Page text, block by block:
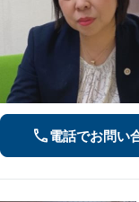
電話でお問い